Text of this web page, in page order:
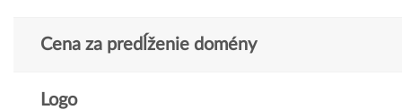
Cena za predĺženie domény
Logo